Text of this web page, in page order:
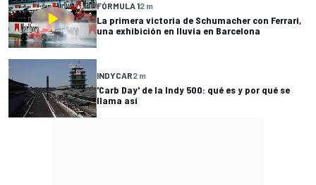
FÓRMULA 12 m
La primera victoria de Schumacher con Ferrari,
una exhibición en lluvia en Barcelona
INDYCAR2 m
'Carb Day' de la Indy 500: qué es y por qué se
llama así